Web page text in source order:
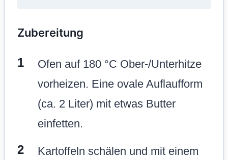
Zubereitung
Ofen auf 180 °C Ober-/Unterhitze
vorheizen. Eine ovale Auflaufform
(ca. 2 Liter) mit etwas Butter
einfetten.
Kartoffeln schälen und mit einem